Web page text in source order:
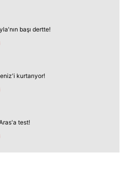
başı dertte!
kurtarıyor!
test!